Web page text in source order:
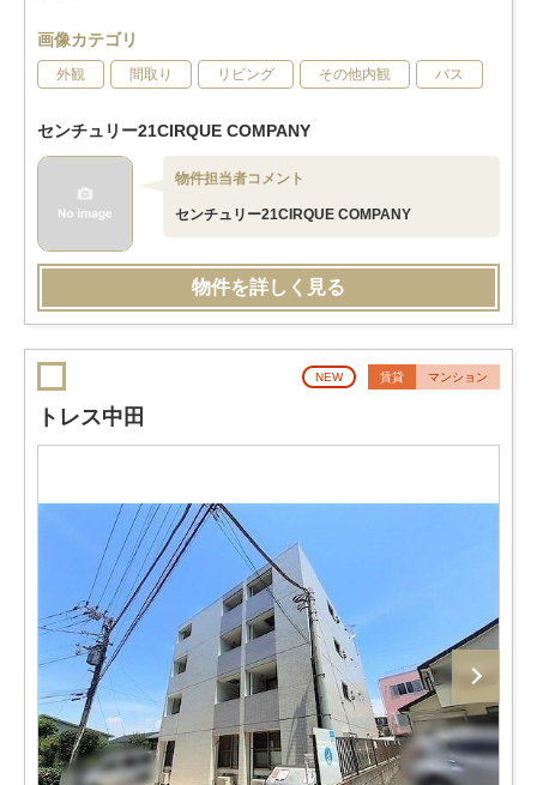
画像カテゴリ
外観 間取り リビング その他内観 バス
センチュリー21CIRQUE COMPANY
物件担当者コメント
センチュリー21CIRQUE COMPANY
物件を詳しく見る
NEW 賃貸 マンション
トレス中田